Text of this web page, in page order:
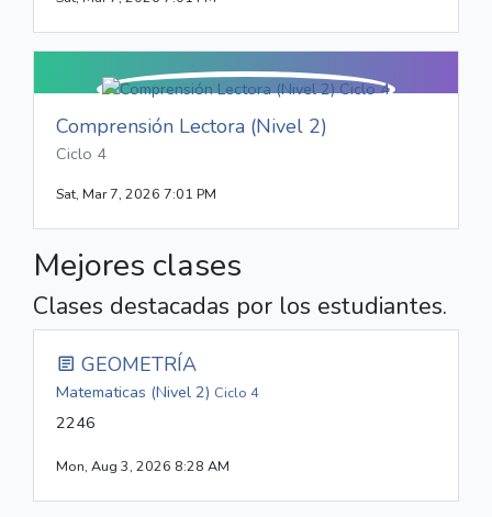
Comprensión Lectora (Nivel 2)
Ciclo 4
Sat, Mar 7, 2026 7:01 PM
Mejores clases
Clases destacadas por los estudiantes.
GEOMETRÍA
Matematicas (Nivel 2) Ciclo 4
2246
Mon, Aug 3, 2026 8:28 AM